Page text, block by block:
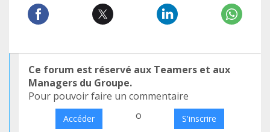
Ce forum est réservé aux Teamers et aux
Managers du Groupe.
Pour pouvoir faire un commentaire
Accéder o S'inscrire